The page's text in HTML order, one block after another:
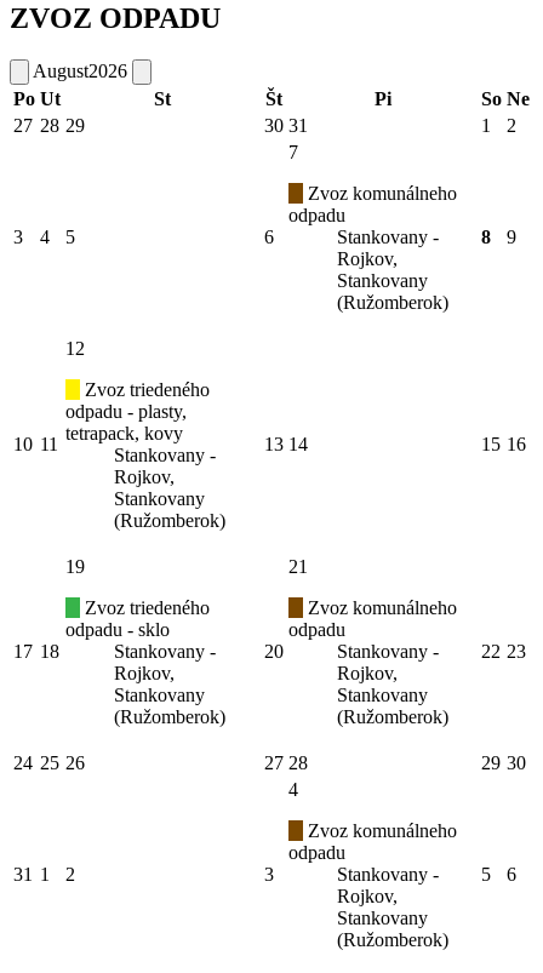
ZVOZ ODPADU
August2026
Po Ut St Št Pi So Ne
27 28 29 30 31 1 2
3 4 5 6
7
Zvoz komunálneho
odpadu
Stankovany -
Rojkov,
Stankovany
(Ružomberok)
8 9
10 11
12
Zvoz triedeného
odpadu - plasty,
tetrapack, kovy
Stankovany -
Rojkov,
Stankovany
(Ružomberok)
13 14 15 16
17 18
19
Zvoz triedeného
odpadu - sklo
Stankovany -
Rojkov,
Stankovany
(Ružomberok)
20
21
Zvoz komunálneho
odpadu
Stankovany -
Rojkov,
Stankovany
(Ružomberok)
22 23
24 25 26 27 28 29 30
31 1 2 3
4
Zvoz komunálneho
odpadu
Stankovany -
Rojkov,
Stankovany
(Ružomberok)
5 6